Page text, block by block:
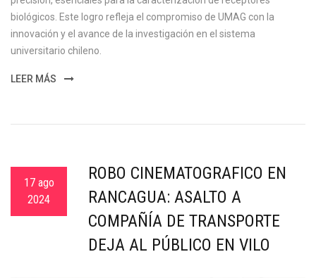
biológicos. Este logro refleja el compromiso de UMAG con la
innovación y el avance de la investigación en el sistema
universitario chileno.
LEER MÁS
17 ago
2024
ROBO CINEMATOGRÁFICO EN
RANCAGUA: ASALTO A
COMPAÑÍA DE TRANSPORTE
DEJA AL PÚBLICO EN VILO